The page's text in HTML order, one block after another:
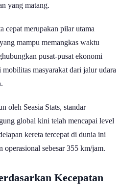
yang matang.
cepat merupakan pilar utama
mampu memangkas waktu
pusat-pusat ekonomi
mobilitas masyarakat dari jalur udara
oleh Seasia Stats, standar
global kini telah mencapai level
kereta tercepat di dunia ini
operasional sebesar 355 km/jam.
Kecepatan